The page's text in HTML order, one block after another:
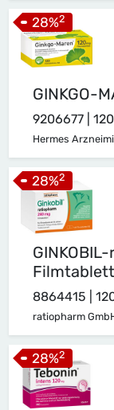
GINKGO-
9206677 |
Hermes
28%2
8864415 |
ratiopharm
28%2
28%2